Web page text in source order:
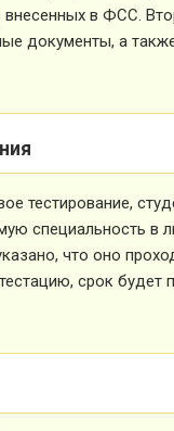
внесенных в ФСС.
документы, а
тестирование,
специальность
что оно
срок